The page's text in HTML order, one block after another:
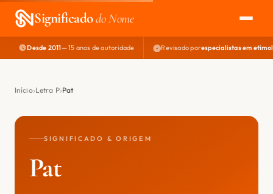
Significadodo Nome
EXPLORAR
NOME PERFEITO
Desde 2011— 15 anos de autoridade Revisado porespecialistas em
Início Letra P Pat
SIGNIFICADO & ORIGEM
Pat